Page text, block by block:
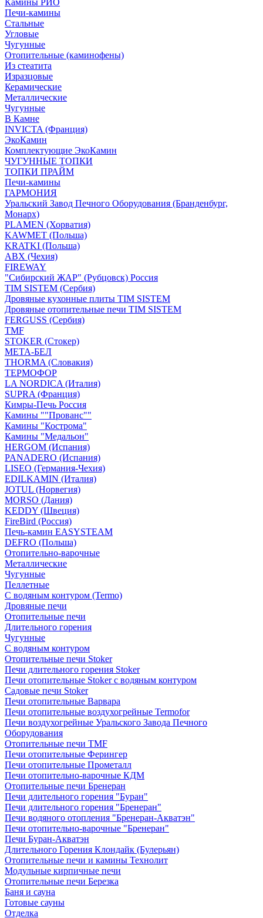
Камины РИО
Печи-камины
Стальные
Угловые
Чугунные
Отопительные (каминофены)
Из стеатита
Изразцовые
Керамические
Металлические
Чугунные
В Камне
INVICTA (Франция)
ЭкоКамин
Комплектующие ЭкоКамин
ЧУГУННЫЕ ТОПКИ
ТОПКИ ПРАЙМ
Печи-камины
ГАРМОНИЯ
Уральский Завод Печного Оборудования (Бранденбург,
Монарх)
PLAMEN (Хорватия)
KAWMET (Польша)
KRATKI (Польша)
ABX (Чехия)
FIREWAY
"Сибирский ЖАР" (Рубцовск) Россия
TIM SISTEM (Сербия)
Дровяные кухонные плиты TIM SISTEM
Дровяные отопительные печи TIM SISTEM
FERGUSS (Сербия)
TMF
STOKER (Стокер)
МЕТА-БЕЛ
THORMA (Словакия)
ТЕРМОФОР
LA NORDICA (Италия)
SUPRA (Франция)
Кимры-Печь Россия
Камины ""Прованс""
Камины "Кострома"
Камины "Медальон"
HERGOM (Испания)
PANADERO (Испания)
LISEO (Германия-Чехия)
EDILKAMIN (Италия)
JOTUL (Норвегия)
MORSO (Дания)
KEDDY (Швеция)
FireBird (Россия)
Печь-камин EASYSTEAM
DEFRO (Польша)
Отопительно-варочные
Металлические
Чугунные
Пеллетные
С водяным контуром (Termo)
Дровяные печи
Отопительные печи
Длительного горения
Чугунные
C водяным контуром
Отопительные печи Stoker
Печи длительного горения Stoker
Печи отопительные Stoker с водяным контуром
Садовые печи Stoker
Печи отопительные Варвара
Печи отопительные воздухогрейные Termofor
Печи воздухогрейные Уральского Завода Печного
Оборудования
Отопительные печи TMF
Печи отопительные Ферингер
Печи отопительные Прометалл
Печи отопительно-варочные КДМ
Отопительные печи Бренеран
Печи длительного горения "Буран"
Печи длительного горения "Бренеран"
Печи водяного отопления "Бренеран-Акватэн"
Печи отопительно-варочные "Бренеран"
Печи Буран-Акватэн
Длительного Горения Клондайк (Булерьян)
Отопительные печи и камины Технолит
Модульные кирпичные печи
Отопительные печи Березка
Баня и сауна
Готовые сауны
Отделка